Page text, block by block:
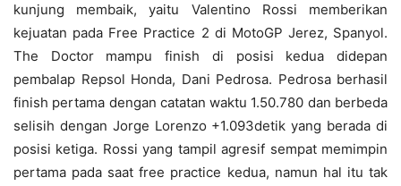
kunjung membaik, yaitu Valentino Rossi memberikan
kejuatan pada Free Practice 2 di MotoGP Jerez, Spanyol.
The Doctor mampu finish di posisi kedua didepan
pembalap Repsol Honda, Dani Pedrosa. Pedrosa berhasil
finish pertama dengan catatan waktu 1.50.780 dan berbeda
selisih dengan Jorge Lorenzo +1.093detik yang berada di
posisi ketiga. Rossi yang tampil agresif sempat memimpin
pertama pada saat free practice kedua, namun hal itu tak